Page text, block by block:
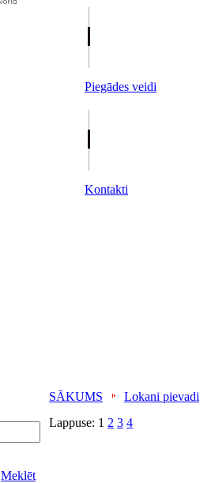
Piegādes veidi
Kontakti
Meklēt
SĀKUMS
Lokani pievadi
Lappuse: 1 2 3 4